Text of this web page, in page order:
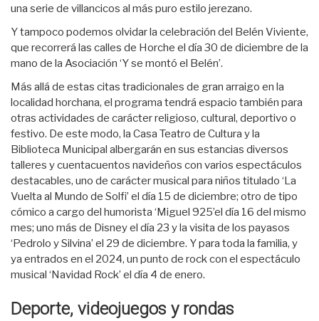
una serie de villancicos al más puro estilo jerezano.
Y tampoco podemos olvidar la celebración del Belén Viviente,
que recorrerá las calles de Horche el día 30 de diciembre de la
mano de la Asociación ‘Y se montó el Belén’.
Más allá de estas citas tradicionales de gran arraigo en la
localidad horchana, el programa tendrá espacio también para
otras actividades de carácter religioso, cultural, deportivo o
festivo. De este modo, la Casa Teatro de Cultura y la
Biblioteca Municipal albergarán en sus estancias diversos
talleres y cuentacuentos navideños con varios espectáculos
destacables, uno de carácter musical para niños titulado ‘La
Vuelta al Mundo de Solfi’ el día 15 de diciembre; otro de tipo
cómico a cargo del humorista ‘Miguel 925’el día 16 del mismo
mes; uno más de Disney el día 23 y la visita de los payasos
‘Pedrolo y Silvina’ el 29 de diciembre. Y para toda la familia, y
ya entrados en el 2024, un punto de rock con el espectáculo
musical ‘Navidad Rock’ el día 4 de enero.
Deporte, videojuegos y rondas